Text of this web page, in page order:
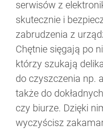
serwisów z
skutecznie i
zabrudzenia z
Chętnie sięgają po
którzy szukają
do czyszczenia np.
także do
czy biurze. Dzięki
wyczyścisz